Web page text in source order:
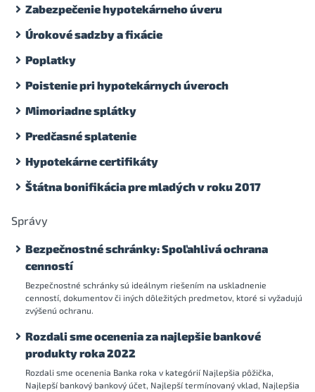
Zabezpečenie hypotekárneho úveru
Úrokové sadzby a fixácie
Poplatky
Poistenie pri hypotekárnych úveroch
Mimoriadne splátky
Predčasné splatenie
Hypotekárne certifikáty
Štátna bonifikácia pre mladých v roku 2017
Správy
Bezpečnostné schránky: Spoľahlivá ochrana
cenností
Bezpečnostné schránky sú ideálnym riešením na uskladnenie
cenností, dokumentov či iných dôležitých predmetov, ktoré si vyžadujú
zvýšenú ochranu.
Rozdali sme ocenenia za najlepšie bankové
produkty roka 2022
Rozdali sme ocenenia Banka roka v kategórií Najlepšia pôžička,
Najlepší bankový bankový účet, Najlepší termínovaný vklad, Najlepšia